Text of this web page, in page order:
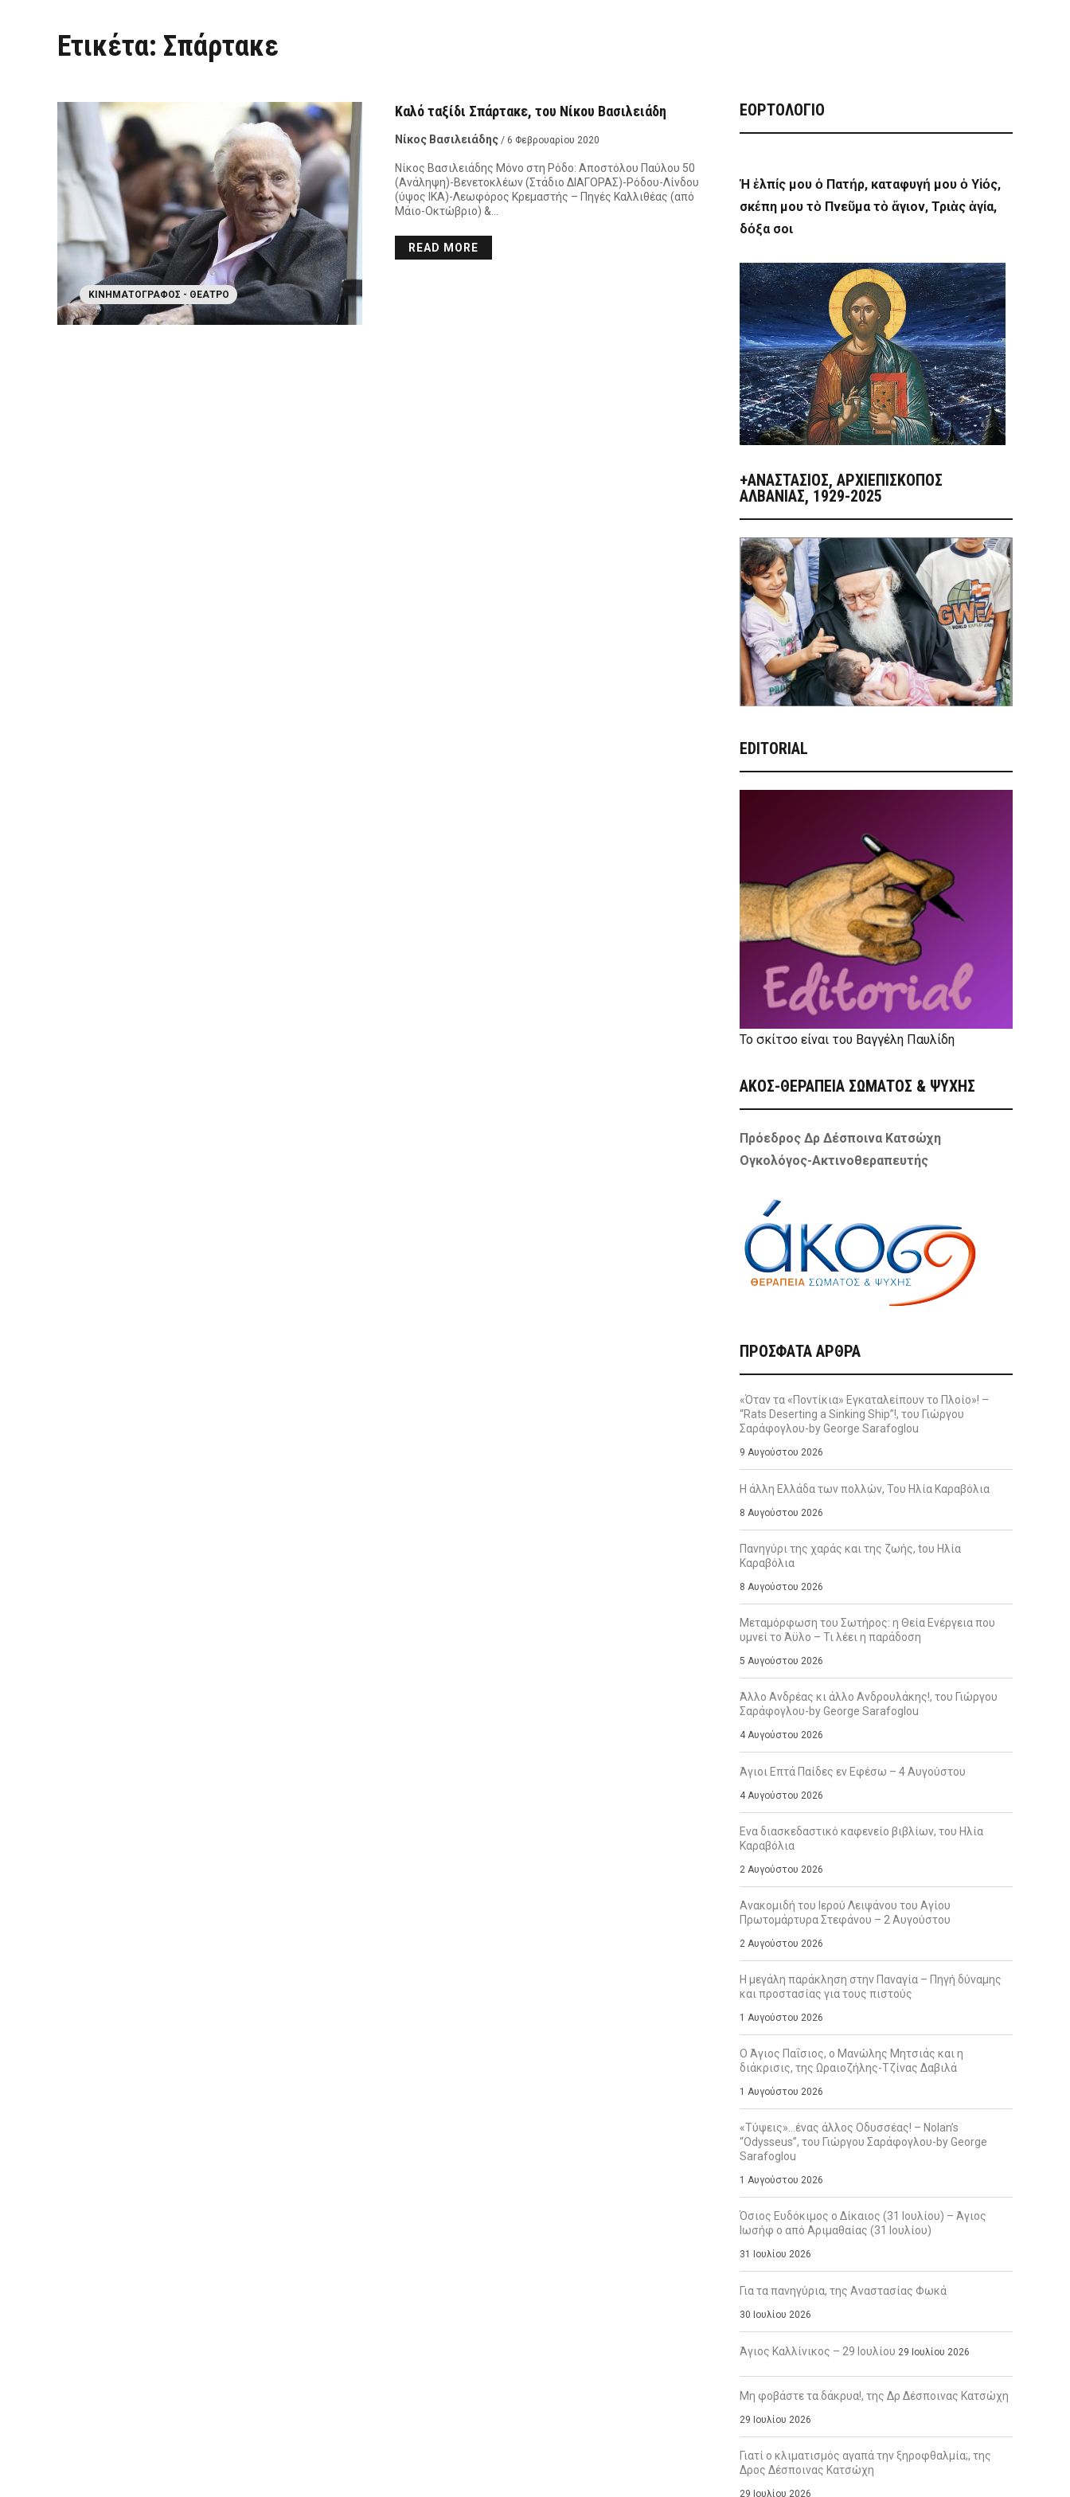
Ετικέτα: Σπάρτακε
ΚΙΝΗΜΑΤΟΓΡΆΦΟΣ - ΘΈΑΤΡΟ
Καλό ταξίδι Σπάρτακε, του Νίκου Βασιλειάδη
Νίκος Βασιλειάδης / 6 Φεβρουαρίου 2020
Νίκος Βασιλειάδης Μόνο στη Ρόδο: Αποστόλου Παύλου 50
(Ανάληψη)-Βενετοκλέων (Στάδιο ΔΙΑΓΟΡΑΣ)-Ρόδου-Λίνδου
(ύψος ΙΚΑ)-Λεωφόρος Κρεμαστής – Πηγές Καλλιθέας (από
Μάιο-Οκτώβριο) &…
READ MORE
ΕΟΡΤΟΛΟΓΙΟ
Ἡ ἐλπίς μου ὁ Πατήρ, καταφυγή μου ὁ Υἱός,
σκέπη μου τὸ Πνεῦμα τὸ ἅγιον, Τριὰς ἁγία,
δόξα σοι
+ΑΝΑΣΤΆΣΙΟΣ, ΑΡΧΙΕΠΊΣΚΟΠΟΣ
ΑΛΒΑΝΊΑΣ, 1929-2025
EDITORIAL
Το σκίτσο είναι του Βαγγέλη Παυλίδη
ΑΚΟΣ-ΘΕΡΑΠΕΙΑ ΣΩΜΑΤΟΣ & ΨΥΧΗΣ
Πρόεδρος Δρ Δέσποινα Κατσώχη
Ογκολόγος-Ακτινοθεραπευτής
ΠΡΌΣΦΑΤΑ ΆΡΘΡΑ
«Όταν τα «Ποντίκια» Εγκαταλείπουν το Πλοίο»! –
“Rats Deserting a Sinking Ship”!, του Γιώργου
Σαράφογλου-by George Sarafoglou
9 Αυγούστου 2026
Η άλλη Ελλάδα των πολλών, Του Ηλία Καραβόλια
8 Αυγούστου 2026
Πανηγύρι της χαράς και της ζωής, tου Ηλία
Καραβόλια
8 Αυγούστου 2026
Μεταμόρφωση του Σωτήρος: η Θεία Ενέργεια που
υμνεί το Άϋλο – Τι λέει η παράδοση
5 Αυγούστου 2026
Άλλο Ανδρέας κι άλλο Ανδρουλάκης!, του Γιώργου
Σαράφογλου-by George Sarafoglou
4 Αυγούστου 2026
Άγιοι Επτά Παίδες εν Εφέσω – 4 Αυγούστου
4 Αυγούστου 2026
Ενα διασκεδαστικό καφενείο βιβλίων, του Ηλία
Καραβόλια
2 Αυγούστου 2026
Ανακομιδή του Ιερού Λειψάνου του Αγίου
Πρωτομάρτυρα Στεφάνου – 2 Αυγούστου
2 Αυγούστου 2026
Η μεγάλη παράκληση στην Παναγία – Πηγή δύναμης
και προστασίας για τους πιστούς
1 Αυγούστου 2026
Ο Άγιος Παΐσιος, ο Μανώλης Μητσιάς και η
διάκρισις, της Ωραιοζήλης-Τζίνας Δαβιλά
1 Αυγούστου 2026
«Τύψεις»…ένας άλλος Οδυσσέας! – Nolan’s
“Odysseus”, του Γιώργου Σαράφογλου-by George
Sarafoglou
1 Αυγούστου 2026
Όσιος Ευδόκιμος ο Δίκαιος (31 Ιουλίου) – Άγιος
Ιωσήφ ο από Αριμαθαίας (31 Ιουλίου)
31 Ιουλίου 2026
Για τα πανηγύρια, της Αναστασίας Φωκά
30 Ιουλίου 2026
Άγιος Καλλίνικος – 29 Ιουλίου 29 Ιουλίου 2026
Μη φοβάστε τα δάκρυα!, της Δρ Δέσποινας Κατσώχη
29 Ιουλίου 2026
Γιατί ο κλιματισμός αγαπά την ξηροφθαλμία;, της
Δρος Δέσποινας Κατσώχη
29 Ιουλίου 2026